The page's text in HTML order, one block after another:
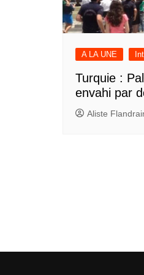
A LA UNE
Turquie :
envahi par
Aliste